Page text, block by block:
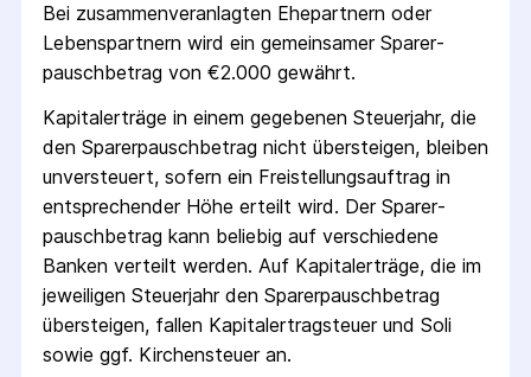
Bei zusammenveranlagten Ehepartnern oder
Lebenspartnern wird ein gemeinsamer Sparer­
pausch­betrag von €2.000 gewährt.
Kapitalerträge in einem gegebenen Steuerjahr, die
den Sparer­pausch­betrag nicht übersteigen, bleiben
unversteuert, sofern ein Freistellungs­auftrag in
entsprechender Höhe erteilt wird. Der Sparer­
pausch­betrag kann beliebig auf verschiedene
Banken verteilt werden. Auf Kapitalerträge, die im
jeweiligen Steuerjahr den Sparer­pausch­betrag
übersteigen, fallen Kapital­ertrag­steuer und Soli
sowie ggf. Kirchensteuer an.